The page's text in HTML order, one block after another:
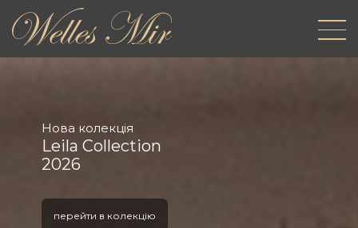
Нова колекція
Leila Collection
2026
перейти в колекцію